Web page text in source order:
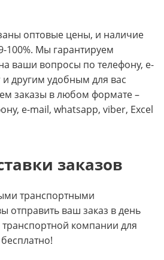
оптовые цены, и наличие
100%. Мы гарантируем
ваши вопросы по телефону, e-
другим удобным для вас
заказы в любом формате –
e-mail, whatsapp, viber, Excel
заказов
транспортными
отправить ваш заказ в день
компании для